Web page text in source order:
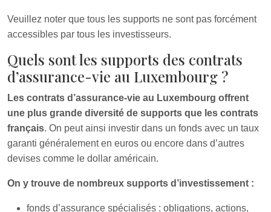
Veuillez noter que tous les supports ne sont pas forcément
accessibles par tous les investisseurs.
Quels sont les supports des contrats
d’assurance-vie au Luxembourg ?
Les contrats d’assurance-vie au Luxembourg offrent
une plus grande diversité de supports que les contrats
français. On peut ainsi investir dans un fonds avec un taux
garanti généralement en euros ou encore dans d’autres
devises comme le dollar américain.
On y trouve de nombreux supports d’investissement :
fonds d’assurance spécialisés : obligations, actions,